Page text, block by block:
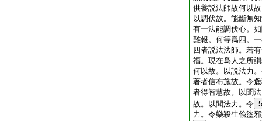
供養説法師故何以
以調伏故。能斷無
有一法能調伏心。
難報。何等爲四。
四者説法法師。若
福。現在爲人之所
何以故。以説法力
著者信布施故。令
者得智慧故。以聞
故。以聞法力。令 5
力。令樂殺生偸盜